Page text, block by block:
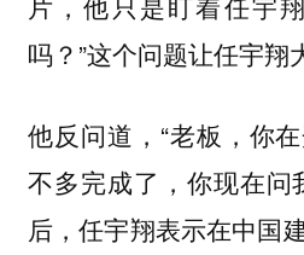
吗？”这个问题让任宇翔
他反问道，“老板，你
不多完成了，你现在问
后，任宇翔表示在中国